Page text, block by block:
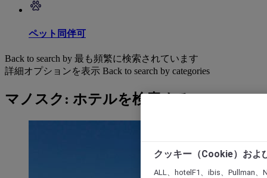
ペット同伴可
Back to search by 最も頻繁に検索されています
詳細オプションを表示 Back to search by categories
マノスク: ホテルを検索する
クッキー（Cookie）およ
ALL、hotelF1、ibis、Pullman